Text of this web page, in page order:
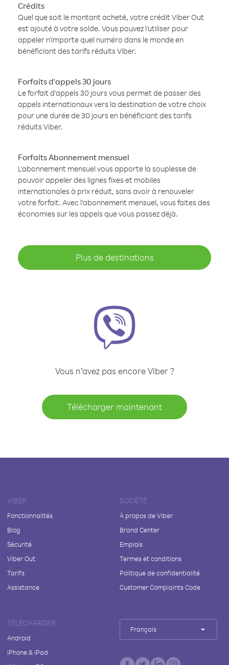
Crédits
Quel que soit le montant acheté, votre crédit Viber Out
est ajouté à votre solde. Vous pouvez l'utiliser pour
appeler n'importe quel numéro dans le monde en
bénéficiant des tarifs réduits Viber.
Forfaits d'appels 30 jours
Le forfait d'appels 30 jours vous permet de passer des
appels internationaux vers la destination de votre choix
pour une durée de 30 jours en bénéficiant des tarifs
réduits Viber.
Forfaits Abonnement mensuel
L'abonnement mensuel vous apporte la souplesse de
pouvoir appeler des lignes fixes et mobiles
internationales à prix réduit, sans avoir à renouveler
votre forfait. Avec l'abonnement mensuel, vous faites des
économies sur les appels que vous passez déjà.
Plus de destinations
Vous n’avez pas encore Viber ?
Télécharger maintenant
VIBER
Fonctionnalités
Blog
Sécurité
Viber Out
Tarifs
Assistance
SOCIÉTÉ
À propos de Viber
Brand Center
Emplois
Termes et conditions
Politique de confidentialité
Customer Complaints Code
TÉLÉCHARGER
Android
iPhone & iPad
Français